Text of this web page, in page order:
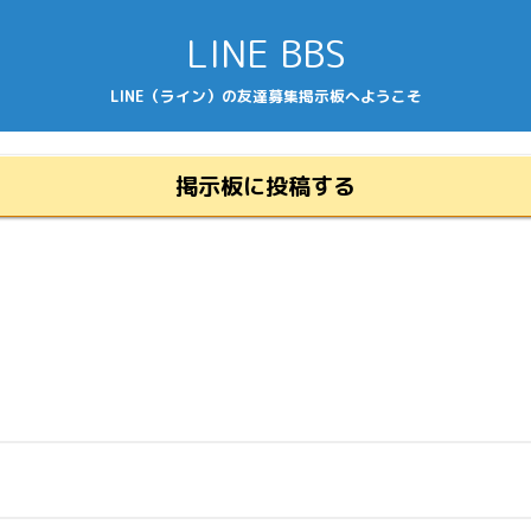
LINE BBS
LINE（ライン）の友達募集掲示板へようこそ
掲示板に投稿する